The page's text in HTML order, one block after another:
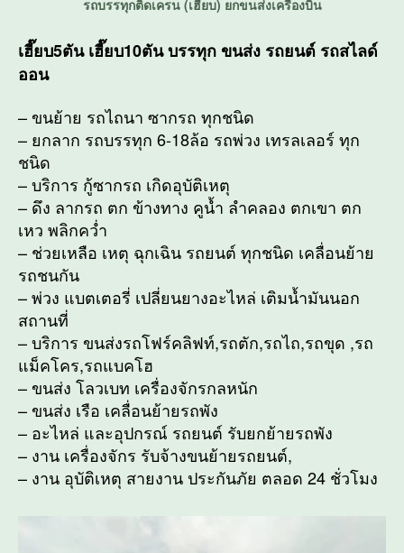
รถบรรทุกติดเครน (เฮี๊ยบ) ยกขนส่งเครื่องบิน
เฮี๊ยบ5ตัน เฮี๊ยบ10ตัน บรรทุก ขนส่ง รถยนต์ รถสไลด์
ออน
– ขนย้าย รถไถนา ซากรถ ทุกชนิด
– ยกลาก รถบรรทุก 6-18ล้อ รถพ่วง เทรลเลอร์ ทุก
ชนิด
– บริการ กู้ซากรถ เกิดอุบัติเหตุ
– ดึง ลากรถ ตก ข้างทาง คูน้ำ ลำคลอง ตกเขา ตก
เหว พลิกคว่ำ
– ช่วยเหลือ เหตุ ฉุกเฉิน รถยนต์ ทุกชนิด เคลื่อนย้าย
รถชนกัน
– พ่วง แบตเตอรี่ เปลี่ยนยางอะไหล่ เติมน้ำมันนอก
สถานที่
– บริการ ขนส่งรถโฟร์คลิฟท์,รถตัก,รถไถ,รถขุด ,รถ
แม็คโคร,รถแบคโฮ
– ขนส่ง โลวเบท เครื่องจักรกลหนัก
– ขนส่ง เรือ เคลื่อนย้ายรถพัง
– อะไหล่ และอุปกรณ์ รถยนต์ รับยกย้ายรถพัง
– งาน เครื่องจักร รับจ้างขนย้ายรถยนต์,
– งาน อุบัติเหตุ สายงาน ประกันภัย ตลอด 24 ชั่วโมง